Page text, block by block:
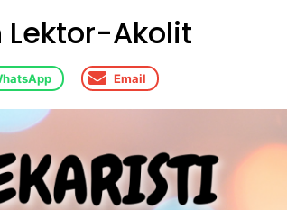
Lektor-Akolit
Email